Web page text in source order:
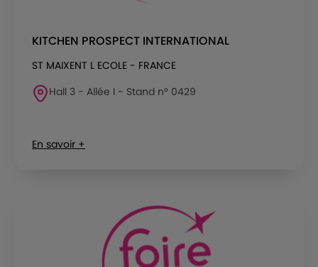
KITCHEN PROSPECT INTERNATIONAL
ST MAIXENT L ECOLE - FRANCE
Hall 3 - Allée I - Stand n° 0429
En savoir +